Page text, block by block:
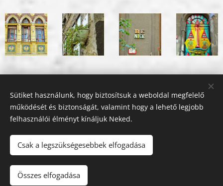
© Korzózz Velünk info@korzozzvelunk.hu
Sütiket használunk, hogy biztosítsuk a weboldal megfelelő
működését és biztonságát, valamint hogy a lehető legjobb
felhasználói élményt kínáljuk Neked.
Csak a legszükségesebbek elfogadása
Összes elfogadása